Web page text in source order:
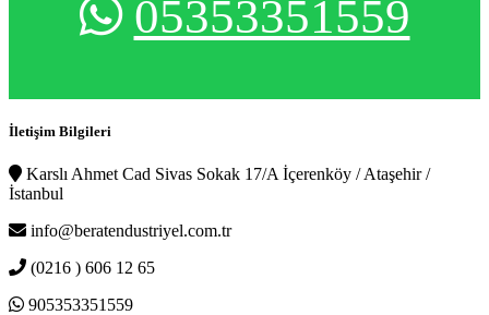
05353351559
İletişim Bilgileri
Karslı Ahmet Cad Sivas Sokak 17/A İçerenköy / Ataşehir /
İstanbul
info@beratendustriyel.com.tr
(0216 ) 606 12 65
905353351559